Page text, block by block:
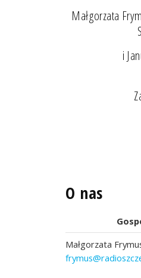
Małgorzata
i
O nas
Małgorzata